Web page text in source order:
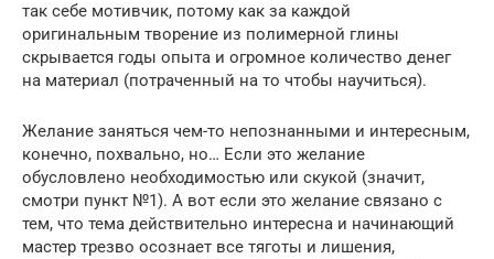
так себе мотивчик, потому как за каждой
оригинальным творение из полимерной глины
скрывается годы опыта и огромное количество денег
на материал (потраченный на то чтобы научиться).
Желание заняться чем-то непознанными и интересным,
конечно, похвально, но… Если это желание
обусловлено необходимостью или скукой (значит,
смотри пункт №1). А вот если это желание связано с
тем, что тема действительно интересна и начинающий
мастер трезво осознает все тяготы и лишения,